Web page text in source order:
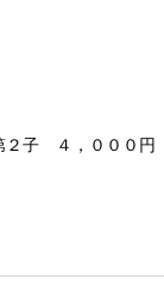
４，０００円